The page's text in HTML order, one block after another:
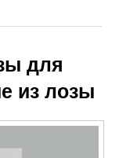
для
из лозы